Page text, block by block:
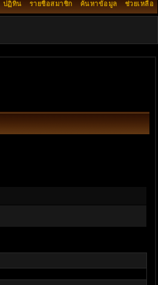
ช่วยเหลือ
ค้นหาข้อมูล
รายชื่อสมาชิก
ปฏิทิน